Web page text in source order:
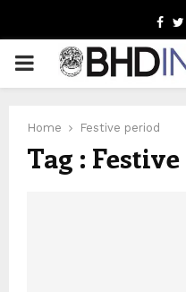
PRIMARY
Home Festive period
Tag :